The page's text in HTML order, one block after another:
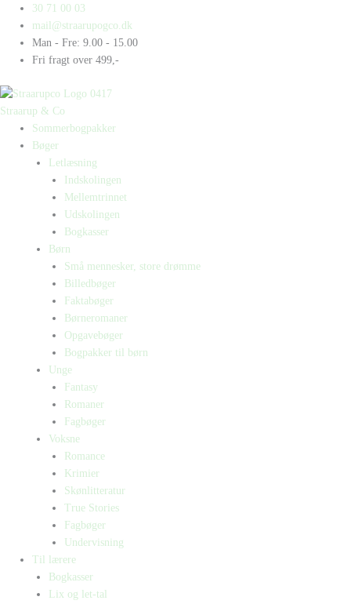
indholdet
30 71 00 03
mail@straarupogco.dk
Man - Fre: 9.00 - 15.00
Fri fragt over 499,-
Straarup & Co
Sommerbogpakker
Bøger
Letlæsning
Indskolingen
Mellemtrinnet
Udskolingen
Bogkasser
Børn
Små mennesker, store drømme
Billedbøger
Faktabøger
Børneromaner
Opgavebøger
Bogpakker til børn
Unge
Fantasy
Romaner
Fagbøger
Voksne
Romance
Krimier
Skønlitteratur
True Stories
Fagbøger
Undervisning
Til lærere
Bogkasser
Lix og let-tal
Products
search
Products
search